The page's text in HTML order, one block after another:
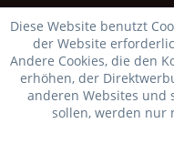
Diese Website benutzt
der Website
Andere Cookies, die den
erhöhen, der
anderen Websites und
sollen, werden nur